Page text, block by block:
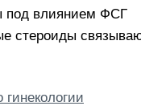
под влиянием ФСГ
стероиды
гинекологии